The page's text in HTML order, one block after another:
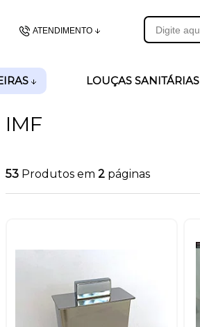
ATENDIMENTO
(48)99989-8028
LOUÇAS SANITÁRIAS
IMF
53 Produtos em 2 páginas